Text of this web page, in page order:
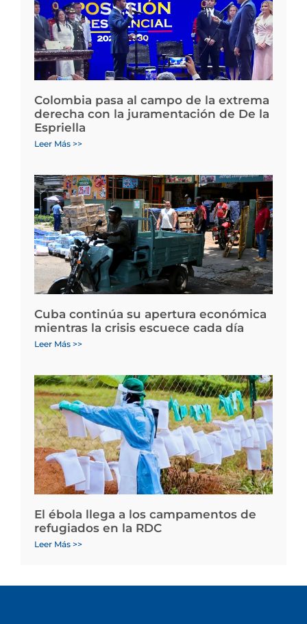
Colombia pasa al campo de la extrema
derecha con la juramentación de De la
Espriella
Leer Más >>
Cuba continúa su apertura económica
mientras la crisis escuece cada día
Leer Más >>
El ébola llega a los campamentos de
refugiados en la RDC
Leer Más >>